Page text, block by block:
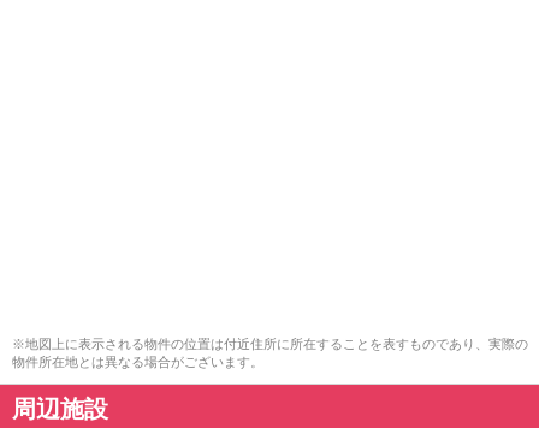
※地図上に表示される物件の位置は付近住所に所在することを表すものであり、実際の
物件所在地とは異なる場合がございます。
周辺施設